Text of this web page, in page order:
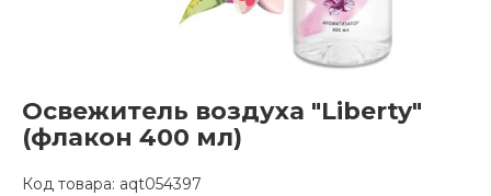
Освежитель воздуха "Liberty"
(флакон 400 мл)
Код товара: aqt054397
Полотенцесушитель Сунержа
Богема 3.0 500x1000 электрический
31-5805-1050